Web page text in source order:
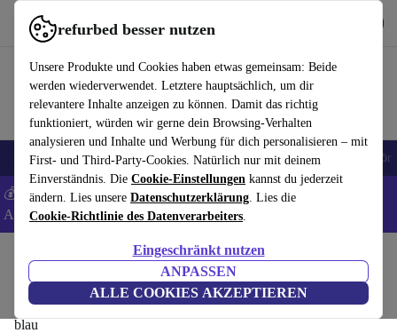
refurbed besser nutzen
Unsere Produkte und Cookies haben etwas gemeinsam: Beide
werden wiederverwendet. Letztere hauptsächlich, um dir
relevantere Inhalte anzeigen zu können. Damit das richtig
funktioniert, würden wir gerne dein Browsing-Verhalten
analysieren und Inhalte und Werbung für dich personalisieren – mit
First- und Third-Party-Cookies. Natürlich nur mit deinem
Einverständnis. Die Cookie-Einstellungen kannst du jederzeit
ändern. Lies unsere Datenschutzerklärung. Lies die
Cookie-Richtlinie des Datenverarbeiters.
Eingeschränkt nutzen
ANPASSEN
ALLE COOKIES AKZEPTIEREN
refurbed schnell und einfach nutzen
🎒 Back to school Handys Laptops Tablets Smartwatches Zubehör
💰 Extra -8% auf Samsung- und Google-Smartphones - Code:
ANDROID8 -AGB
Ergobag Sporttasche Wunderbär
blau